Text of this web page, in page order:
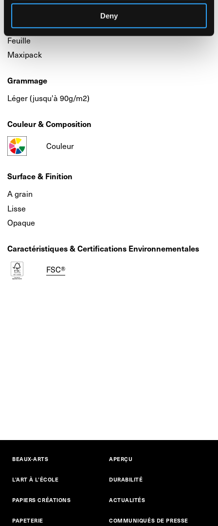
Deny
Type
Adhésif
Feuille
Maxipack
Grammage
Léger (jusqu'à 90g/m2)
Couleur & Composition
Couleur
Surface & Finition
A grain
Lisse
Opaque
Caractéristiques & Certifications Environnementales
FSC®
BEAUX-ARTS
L’ART À L’ÉCOLE
PAPIERS CRÉATIONS
PAPETERIE
APERÇU
DURABILITÉ
ACTUALITÉS
COMMUNIQUÉS DE PRESSE